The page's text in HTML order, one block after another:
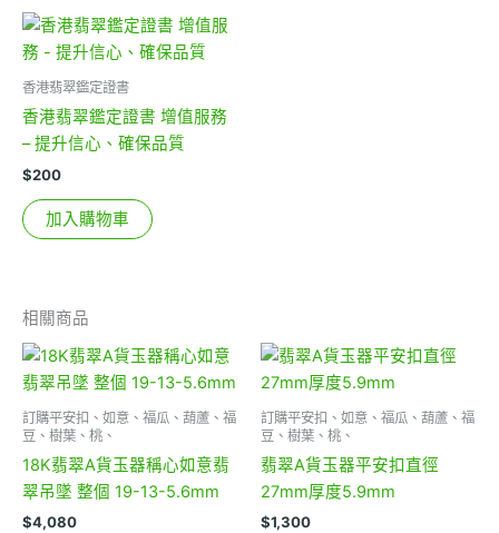
香港翡翠鑑定證書
香港翡翠鑑定證書 增值服務
– 提升信心、確保品質
$200
加入購物車
相關商品
訂購平安扣、如意、福瓜、葫蘆、福
豆、樹葉、桃、
18K翡翠A貨玉器稱心如意翡
翠吊墜 整個 19-13-5.6mm
$4,080
訂購平安扣、如意、福瓜、葫蘆、福
豆、樹葉、桃、
翡翠A貨玉器平安扣直徑
27mm厚度5.9mm
$1,300